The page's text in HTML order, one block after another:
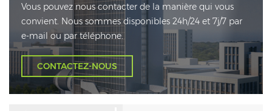
Vous pouvez nous contacter de la manière qui vous
convient. Nous sommes disponibles 24h/24 et 7j/7 par
e-mail ou par téléphone.
CONTACTEZ-NOUS